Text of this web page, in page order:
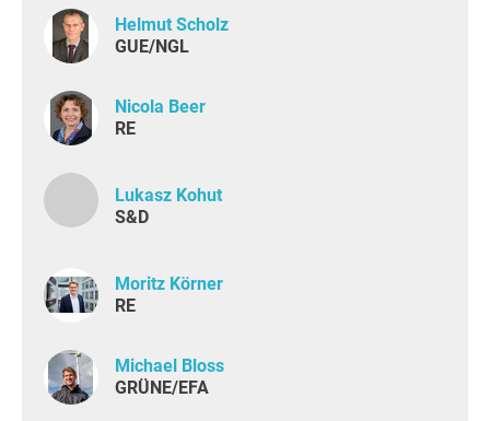
Helmut Scholz
GUE/NGL
Nicola Beer
RE
Lukasz Kohut
S&D
Moritz Körner
RE
Michael Bloss
GRÜNE/EFA